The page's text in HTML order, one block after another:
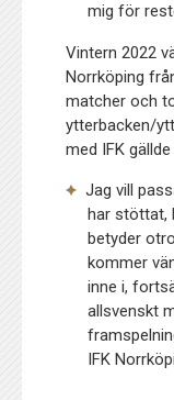
mig för
Vintern 2022
Norrköping
matcher och
ytterbacken/
med IFK
Jag vill
har stöttat,
betyder
kommer
inne i,
allsvenskt
IFK